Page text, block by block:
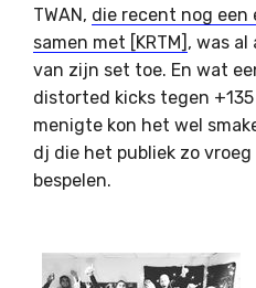
TWAN, die recent nog een
samen met [KRTM] , was
van zijn set toe. En wat
distorted kicks tegen
menigte kon het wel
dj die het publiek zo vroeg
bespelen.